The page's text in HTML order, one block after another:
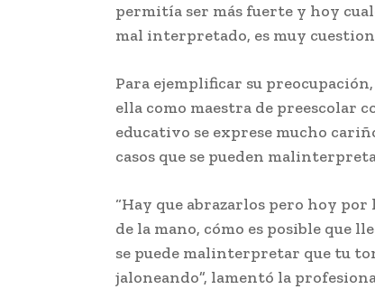
permitía ser más fuerte y hoy
mal interpretado, es muy
Para ejemplificar su
ella como maestra de preescolar
educativo se exprese mucho
casos que se pueden
“Hay que abrazarlos pero hoy
de la mano, cómo es posible que
se puede malinterpretar que tu
jaloneando”, lamentó la